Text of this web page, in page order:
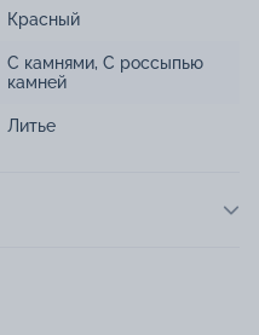
Красный
С камнями, С россыпью
камней
Литье